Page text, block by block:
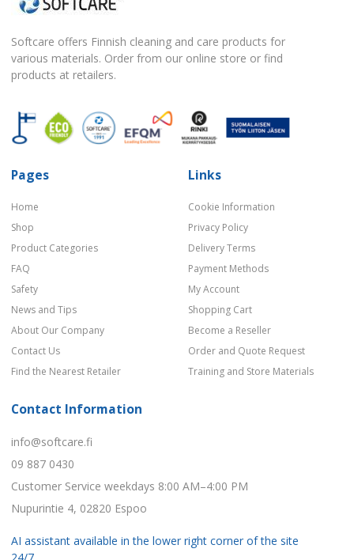
Softcare offers Finnish cleaning and care products for
various materials. Order from our online store or find
products at retailers.
Pages
Home
Shop
Product Categories
FAQ
Safety
News and Tips
About Our Company
Contact Us
Find the Nearest Retailer
Links
Cookie Information
Privacy Policy
Delivery Terms
Payment Methods
My Account
Shopping Cart
Become a Reseller
Order and Quote Request
Training and Store Materials
Contact Information
info@softcare.fi
09 887 0430
Customer Service weekdays 8:00 AM–4:00 PM
Nupurintie 4, 02820 Espoo
AI assistant available in the lower right corner of the site